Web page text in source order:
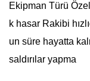
Ekipman Türü
k hasar Rakibi
un süre hayatta
saldırılar yapma